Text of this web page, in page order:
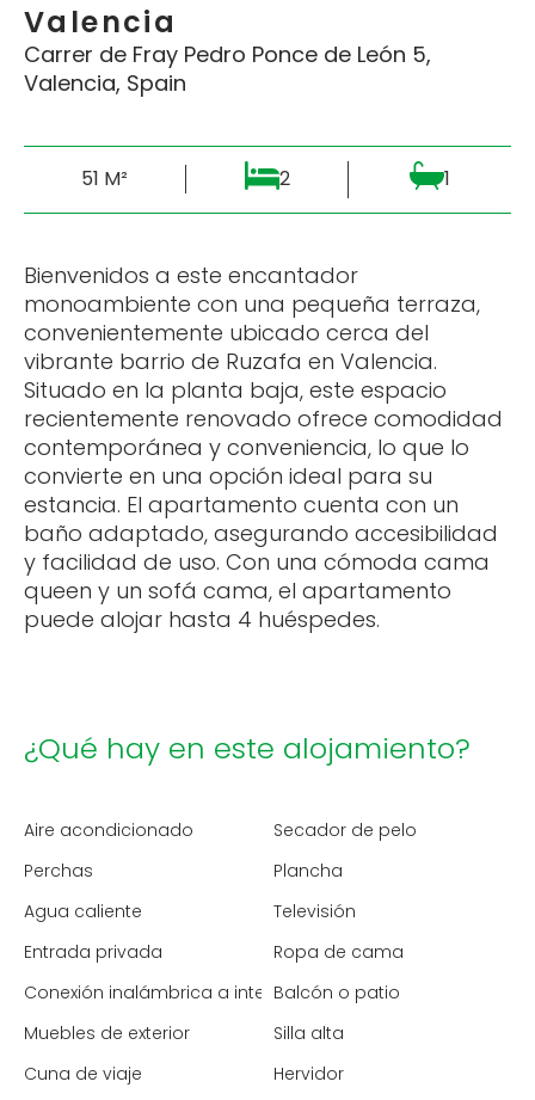
Valencia
Carrer de Fray Pedro Ponce de León 5,
Valencia, Spain
51 M² 2 1
Bienvenidos a este encantador
monoambiente con una pequeña terraza,
convenientemente ubicado cerca del
vibrante barrio de Ruzafa en Valencia.
Situado en la planta baja, este espacio
recientemente renovado ofrece comodidad
contemporánea y conveniencia, lo que lo
convierte en una opción ideal para su
estancia. El apartamento cuenta con un
baño adaptado, asegurando accesibilidad
y facilidad de uso. Con una cómoda cama
queen y un sofá cama, el apartamento
puede alojar hasta 4 huéspedes.
¿Qué hay en este alojamiento?
Aire acondicionado
Secador de pelo
Perchas
Plancha
Agua caliente
Televisión
Entrada privada
Ropa de cama
Conexión inalámbrica a internetBalcón o patio
Muebles de exterior
Silla alta
Cuna de viaje
Hervidor